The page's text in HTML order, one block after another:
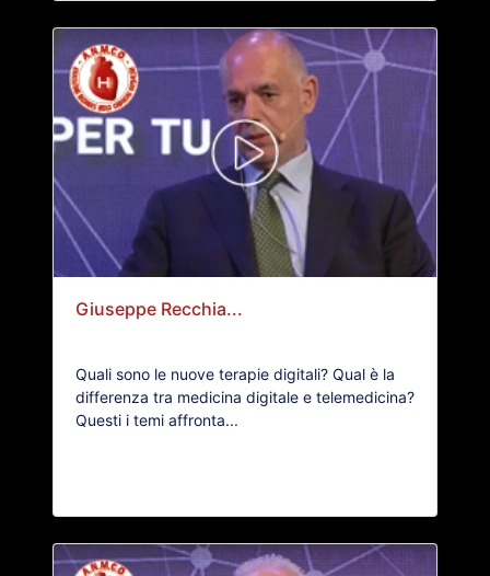
Giuseppe Recchia...
Quali sono le nuove terapie digitali? Qual è la
differenza tra medicina digitale e telemedicina?
Questi i temi affronta...